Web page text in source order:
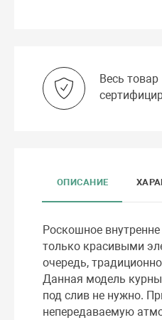
Весь товар
ОПИСАНИЕ
Роскошное
только красивыми
очередь,
Данная модель
под слив не нужно.
непередаваемую